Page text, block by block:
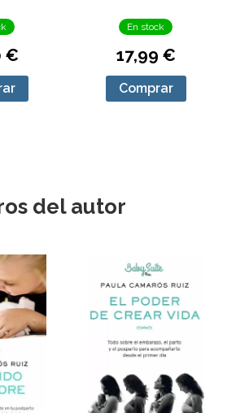
€
En stock
17,99 €
Comprar
del autor